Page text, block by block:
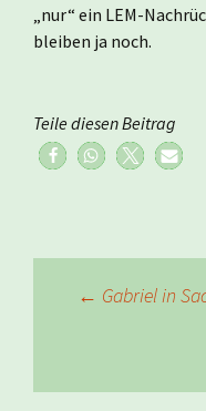
„nur“ ein LEM-
bleiben ja noch.
Teile diesen Beitrag
← Gabriel in